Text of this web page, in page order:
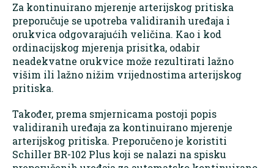
Za kontinuirano mjerenje arterijskog pritiska
preporučuje se upotreba validiranih uređaja i
orukvica odgovarajućih veličina. Kao i kod
ordinacijskog mjerenja prisitka, odabir
neadekvatne orukvice može rezultirati lažno
višim ili lažno nižim vrijednostima arterijskog
pritiska.
Također, prema smjernicama postoji popis
validiranih uređaja za kontinuirano mjerenje
arterijskog pritiska. Preporučeno je koristiti
Schiller BR-102 Plus koji se nalazi na spisku